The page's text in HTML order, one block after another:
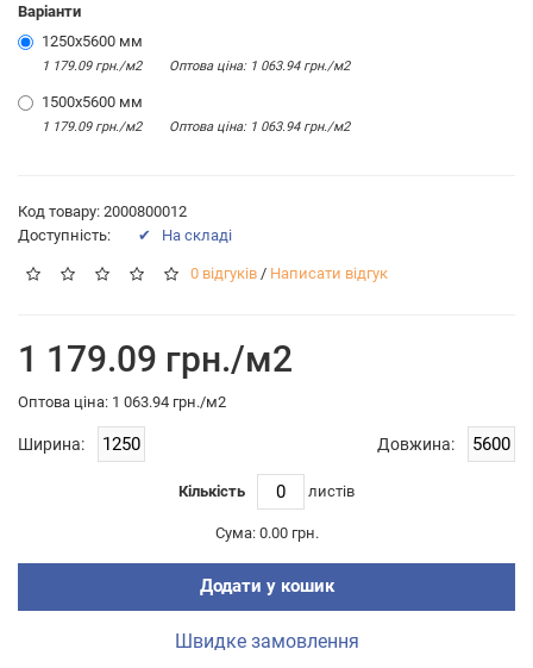
Варіанти
1250x5600 мм
1 179.09 грн./м2 Оптова цiна: 1 063.94 грн./м2
1500x5600 мм
1 179.09 грн./м2 Оптова цiна: 1 063.94 грн./м2
Код товару: 2000800012
Доступність:
✔ На складі
0 відгуків / Написати відгук
1 179.09 грн./м2
Оптова цiна: 1 063.94 грн./м2
Ширина: Довжина:
Кількість листiв
Сума: 0.00 грн.
Додати у кошик
Швидке замовлення